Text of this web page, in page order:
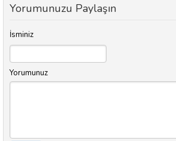
Yorumunuzu Paylaşın
İsminiz
Yorumunuz